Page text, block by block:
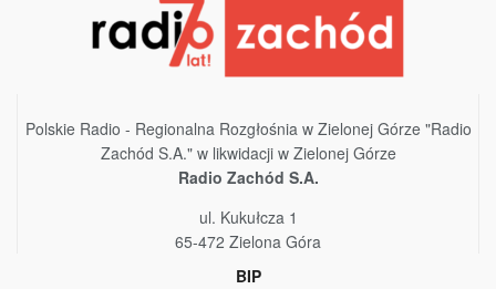
Polskie Radio - Regionalna Rozgłośnia w Zielonej Górze "Radio
Zachód S.A." w likwidacji w Zielonej Górze
Radio Zachód S.A.
ul. Kukułcza 1
65-472 Zielona Góra
BIP